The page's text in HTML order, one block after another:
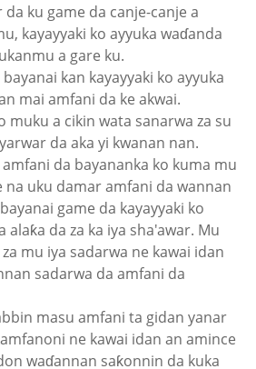
ku game da canje-canje a
kayayyaki ko ayyuka waɗanda
a gare ku.
kan kayayyaki ko ayyuka
mai amfani da ke akwai.
muku a cikin wata sanarwa za su
da aka yi kwanan nan.
da bayananka ko kuma mu
na uku damar amfani da wannan
game da kayayyaki ko
alaƙa da za ka iya sha'awar. Mu
mu iya sadarwa ne kawai idan
sadarwa da amfani da
masu amfani ta gidan yanar
ne kawai idan an amince
waɗannan saƙonnin da kuka